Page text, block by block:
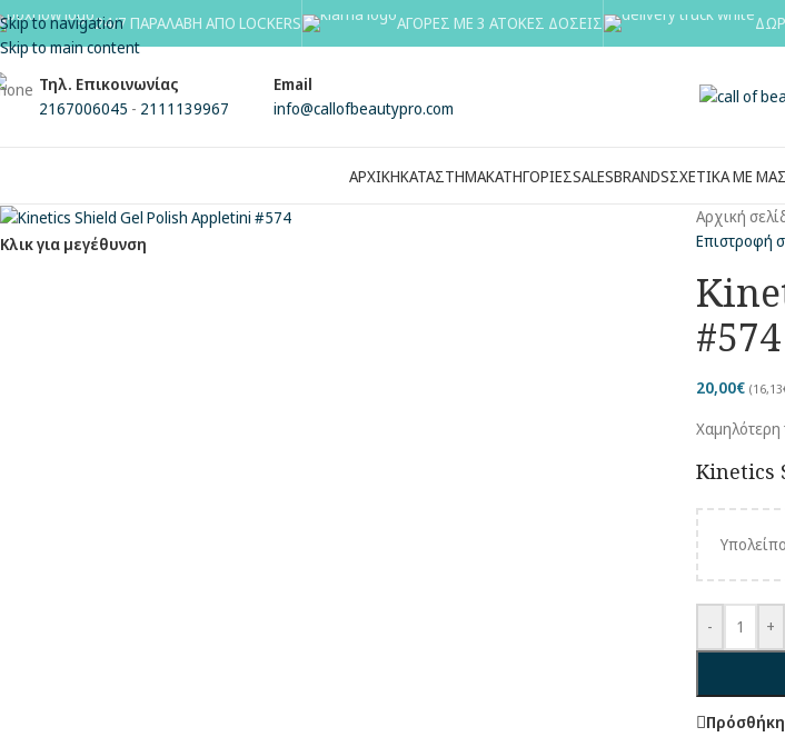
Skip to navigation
Skip to main content
24/7 ΠΑΡΑΛΑΒΗ ΑΠΟ LOCKERS ΑΓΟΡΕΣ ΜΕ 3 ΑΤΟΚΕΣ ΔΟΣΕΙΣ
Τηλ. Επικοινωνίας
2167006045 - 2111139967
Email
info@callofbeautypro.com
ΑΡΧΙΚΗΚΑΤΑΣΤΗΜΑΚΑΤΗΓΟΡΙΕΣSALESBRANDSΣΧΕΤΙΚΑ ΜΕ ΜΑΣ
Κλικ για μεγέθυνση
Αρχική
Επιστροφή
#574
20,00€ (16,13
Χαμηλότερη
Kinetics
- +